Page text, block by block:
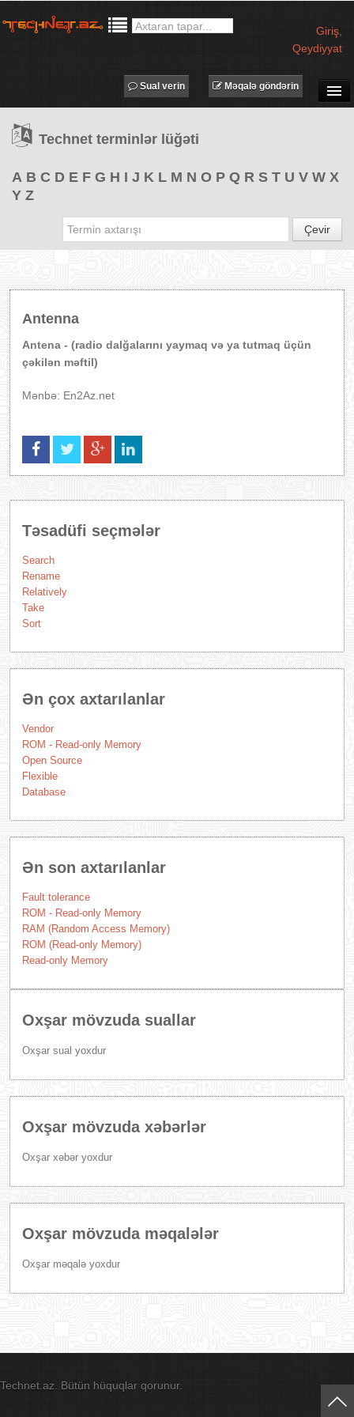
Giriş
Qeydiyyat
TƏDBİRLƏR
PROQRAMLAR
Məqalə göndərin
Sual verin
Technet terminlər lüğəti
A B C D E F G H I J K L M N O P Q R S T U V W X
Y Z
Çevir
Antenna
Antena - (radio dalğalarını yaymaq və ya tutmaq üçün
çəkilən məftil)
Mənbə: En2Az.net
Təsadüfi seçmələr
Search
Rename
Relatively
Take
Sort
Ən çox axtarılanlar
Vendor
ROM - Read-only Memory
Open Source
Flexible
Database
Ən son axtarılanlar
Fault tolerance
ROM - Read-only Memory
RAM (Random Access Memory)
ROM (Read-only Memory)
Read-only Memory
Oxşar mövzuda suallar
Oxşar sual yoxdur
Oxşar mövzuda xəbərlər
Oxşar xəbər yoxdur
Oxşar mövzuda məqalələr
Oxşar məqalə yoxdur
Technet.az. Bütün hüquqlar qorunur.